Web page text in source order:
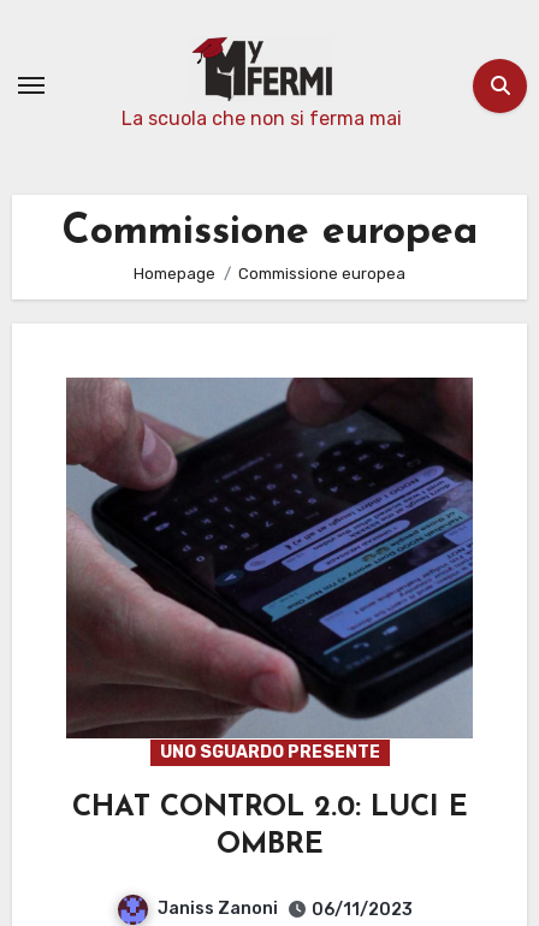
contenuto
La scuola che non si ferma mai
Commissione europea
Homepage Commissione europea
UNO SGUARDO PRESENTE
CHAT CONTROL 2.0: LUCI E
OMBRE
Janiss Zanoni
06/11/2023